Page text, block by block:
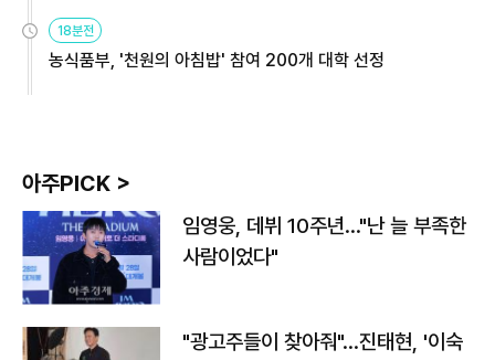
원
18분전
농식품부, '천원의 아침밥' 참여 200개 대학 선정
아주PICK >
임영웅, 데뷔 10주년…"난 늘 부족한
사람이었다"
"광고주들이 찾아줘"…진태현, '이숙